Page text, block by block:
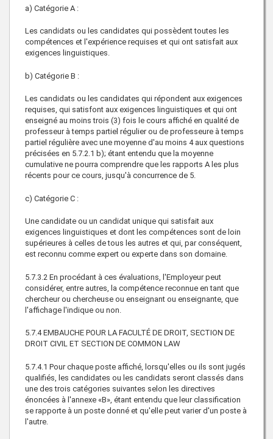
a) Catégorie A :
Les candidats ou les candidates qui possèdent toutes les
compétences et l'expérience requises et qui ont satisfait aux
exigences linguistiques.
b) Catégorie B :
Les candidats ou les candidates qui répondent aux exigences
requises, qui satisfont aux exigences linguistiques et qui ont
enseigné au moins trois (3) fois le cours affiché en qualité de
professeur à temps partiel régulier ou de professeure à temps
partiel régulière avec une moyenne d'au moins 4 aux questions
précisées en 5.7.2.1 b); étant entendu que la moyenne
cumulative ne pourra comprendre que les rapports A les plus
récents pour ce cours, jusqu'à concurrence de 5.
c) Catégorie C :
Une candidate ou un candidat unique qui satisfait aux
exigences linguistiques et dont les compétences sont de loin
supérieures à celles de tous les autres et qui, par conséquent,
est reconnu comme expert ou experte dans son domaine.
5.7.3.2 En procédant à ces évaluations, l'Employeur peut
considérer, entre autres, la compétence reconnue en tant que
chercheur ou chercheuse ou enseignant ou enseignante, que
l'affichage l'indique ou non.
5.7.4 EMBAUCHE POUR LA FACULTÉ DE DROIT, SECTION DE
DROIT CIVIL ET SECTION DE COMMON LAW
5.7.4.1 Pour chaque poste affiché, lorsqu'elles ou ils sont jugés
qualifiés, les candidates ou les candidats seront classés dans
une des trois catégories suivantes selon les directives
énoncées à l'annexe «B», étant entendu que leur classification
se rapporte à un poste donné et qu'elle peut varier d'un poste à
l'autre.